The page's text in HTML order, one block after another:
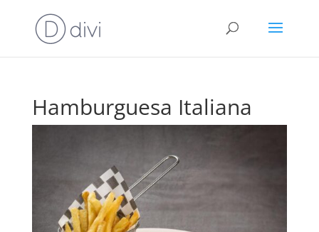
Hamburguesa Italiana